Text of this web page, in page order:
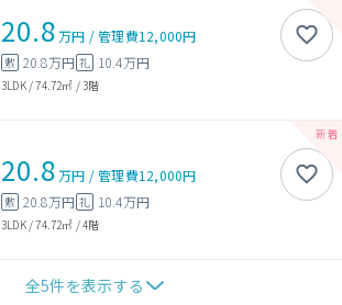
20.8万円 /管理費12,000円
敷 20.8万円 礼 10.4万円
3LDK/74.72㎡ /3階
20.8万円 /管理費12,000円
敷 20.8万円 礼 10.4万円
3LDK/74.72㎡ /4階
全5件を表示する